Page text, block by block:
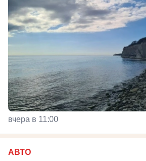
вчера в 11:00
АВТО